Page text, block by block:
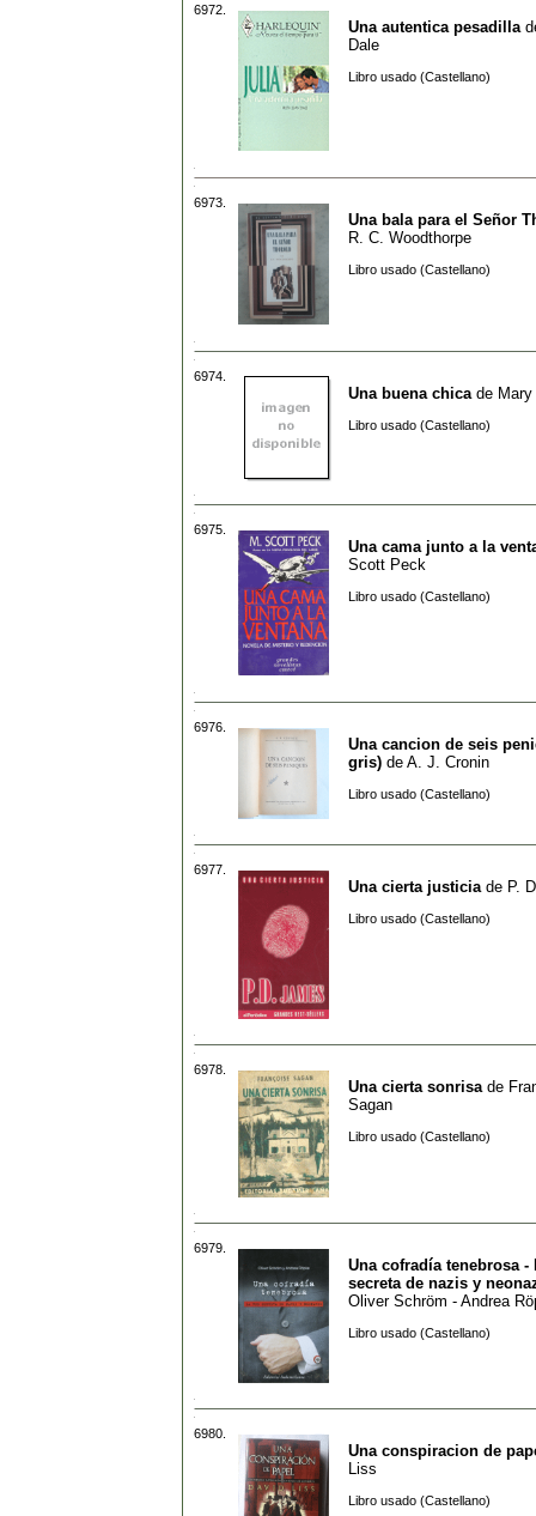
6972.
Una autentica pesadilla
Dale
Libro usado (Castellano)
6973.
Una bala para el Señor
R. C. Woodthorpe
Libro usado (Castellano)
6974.
Una buena chica de
Libro usado (Castellano)
6975.
Una cama junto a la
Scott Peck
Libro usado (Castellano)
6976.
Una cancion de seis
gris) de A. J. Cronin
Libro usado (Castellano)
6977.
Una cierta justicia de P.
Libro usado (Castellano)
6978.
Una cierta sonrisa de
Sagan
Libro usado (Castellano)
6979.
Una cofradía tenebrosa -
secreta de nazis y
Oliver Schröm - Andrea
Libro usado (Castellano)
6980.
Una conspiracion de
Liss
Libro usado (Castellano)